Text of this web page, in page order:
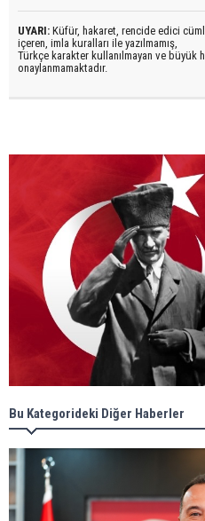
UYARI: Küfür, hakaret, rencide edici
içeren, imla kuralları ile yazılmamış,
Türkçe karakter kullanılmayan ve büyük
onaylanmamaktadır.
Bu Kategorideki Diğer Haberler